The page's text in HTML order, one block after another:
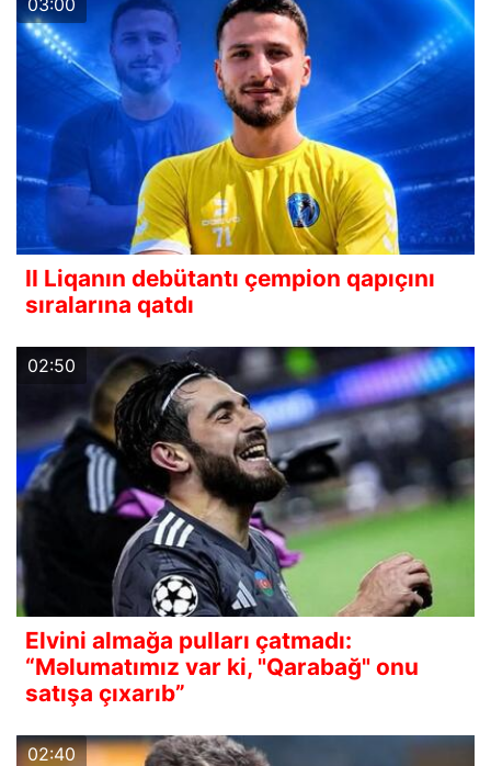
II Liqanın debütantı çempion qapıçını
sıralarına qatdı
02:50
Elvini almağa pulları çatmadı:
“Məlumatımız var ki, "Qarabağ" onu
satışa çıxarıb”
02:40